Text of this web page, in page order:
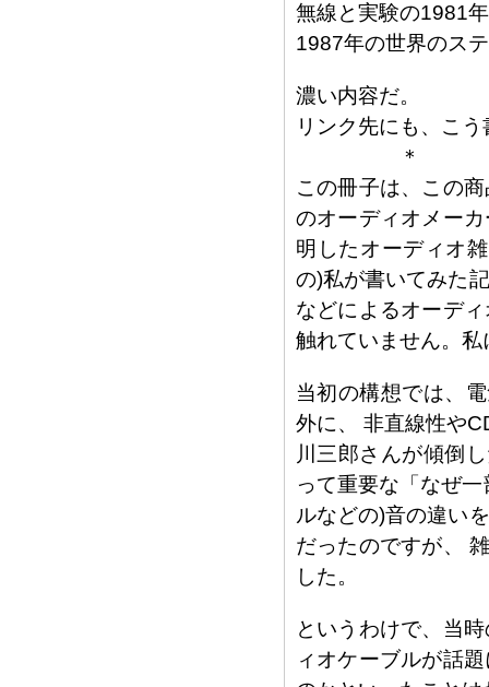
無線と実験の1981
1987年の世界のス
濃い内容だ。
リンク先にも、こ
＊
この冊子は、この
のオーディオメー
明したオーディオ
の)私が書いてみた
などによるオーデ
触れていません。
当初の構想では、
外に、 非直線性や
川三郎さんが傾倒
って重要な「なぜ
ルなどの)音の違い
だったのですが、
した。
というわけで、当
ィオケーブルが話